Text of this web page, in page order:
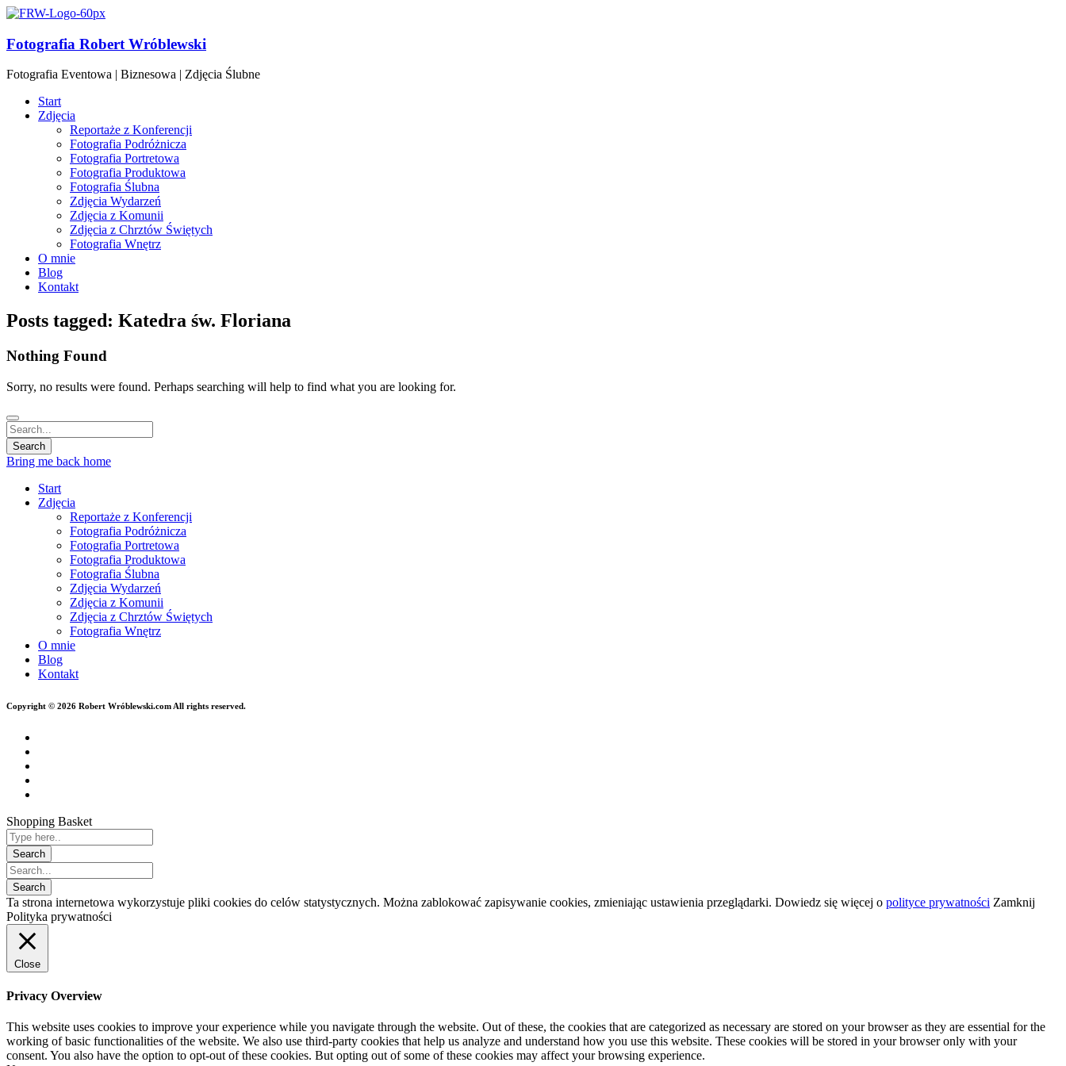
Fotografia Robert Wróblewski
Fotografia Eventowa | Biznesowa | Zdjęcia Ślubne
Start
Zdjęcia
Reportaże z Konferencji
Fotografia Podróżnicza
Fotografia Portretowa
Fotografia Produktowa
Fotografia Ślubna
Zdjęcia Wydarzeń
Zdjęcia z Komunii
Zdjęcia z Chrztów Świętych
Fotografia Wnętrz
O mnie
Blog
Kontakt
Posts tagged: Katedra św. Floriana
Nothing Found
Sorry, no results were found. Perhaps searching will help to find what you are looking for.
Bring me back home
Start
Zdjęcia
Reportaże z Konferencji
Fotografia Podróżnicza
Fotografia Portretowa
Fotografia Produktowa
Fotografia Ślubna
Zdjęcia Wydarzeń
Zdjęcia z Komunii
Zdjęcia z Chrztów Świętych
Fotografia Wnętrz
O mnie
Blog
Kontakt
Copyright © 2026 Robert Wróblewski.com All rights reserved.
Shopping Basket
Ta strona internetowa wykorzystuje pliki cookies do celów statystycznych. Można zablokować zapisywanie cookies, zmieniając ustawienia przeglądarki. Dowiedz się więcej o polityce prywatności Zamknij
Polityka prywatności
Close
Privacy Overview
This website uses cookies to improve your experience while you navigate through the website. Out of these, the cookies that are categorized as necessary are stored on your browser as they are essential for the
working of basic functionalities of the website. We also use third-party cookies that help us analyze and understand how you use this website. These cookies will be stored in your browser only with your
consent. You also have the option to opt-out of these cookies. But opting out of some of these cookies may affect your browsing experience.